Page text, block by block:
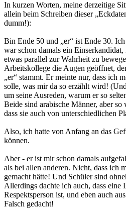
In kurzen Worten, meine derzeitige
allein beim Schreiben dieser
dumm!):
Bin Ende 50 und „er“ ist Ende 30.
war schon damals ein
etwas parallel zur Wahrheit zu
Arbeitskollege die Augen geöffnet,
„er“ stammt. Er meinte nur, dass ich
solle, was mir da so erzählt wird!
um seine Ausreden, warum er so
Beide sind arabische Männer, aber
dass sie auch von unterschiedlichen
Also, ich hatte von Anfang an das
können.
Aber - er ist mir schon damals
als bei allen anderen. Nicht, dass ich
gemacht hätte! Und Schüler sind
Allerdings dachte ich auch, dass eine
Respektsperson ist, und eben auch
Falsch gedacht!